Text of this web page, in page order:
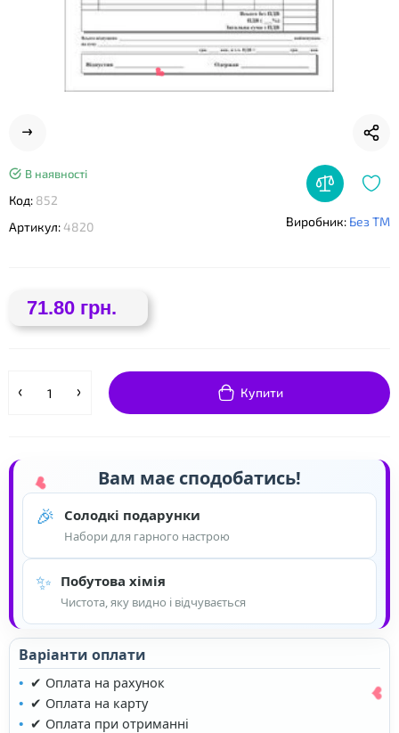
В наявності
Код: 852
Артикул:4820 Виробник: Без ТМ
71.80 грн.
Купити
Вам має сподобатись!
🎉 Солодкі подарунки
Набори для гарного настрою
✨ Побутова хімія
Чистота, яку видно і відчувається
Варіанти оплати
✔ Оплата на рахунок
✔ Оплата на карту
✔ Оплата при отриманні
❤
❤